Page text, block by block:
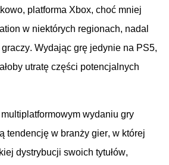
, platforma Xbox, choć mniej
w niektórych regionach, nadal
graczy. Wydając grę jedynie na PS5,
utratę części potencjalnych
multiplatformowym wydaniu gry
tendencję w branży gier, w której
dystrybucji swoich tytułów,